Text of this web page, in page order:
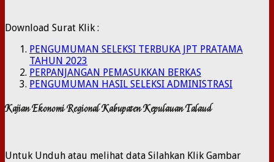
Download Surat Klik :
PENGUMUMAN SELEKSI TERBUKA JPT PRATAMA
TAHUN 2023
PERPANJANGAN PEMASUKKAN BERKAS
PENGUMUMAN HASIL SELEKSI ADMINISTRASI
Kajian Ekonomi Regional Kabupaten Kepulauan Talaud
Untuk Unduh atau melihat data Silahkan Klik Gambar